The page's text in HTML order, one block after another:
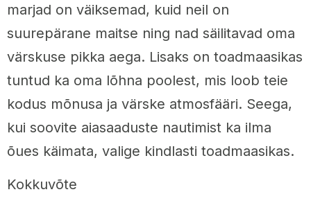
marjad on väiksemad, kuid neil on
suurepärane maitse ning nad säilitavad oma
värskuse pikka aega. Lisaks on toadmaasikas
tuntud ka oma lõhna poolest, mis loob teie
kodus mõnusa ja värske atmosfääri. Seega,
kui soovite aiasaaduste nautimist ka ilma
õues käimata, valige kindlasti toadmaasikas.
Kokkuvõte